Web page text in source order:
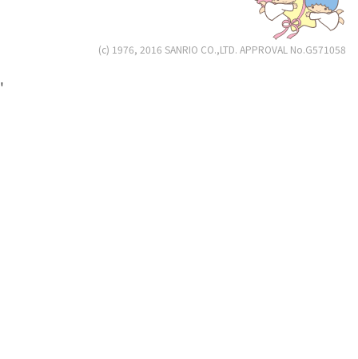
(c) 1976, 2016 SANRIO CO.,LTD. APPROVAL No.G571058
'